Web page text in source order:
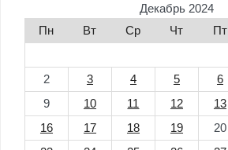
Декабрь 2024
Пн
Вт Ср Чт Пт
2
3 4 5 6
9
10 11 12 13
16
17 18 19 20